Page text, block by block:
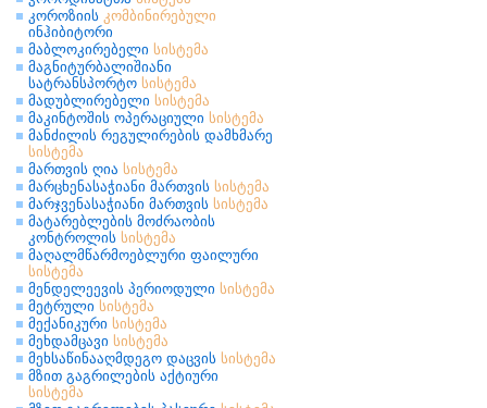
კოროზიის კომბინირებული
ინჰიბიტორი
მაბლოკირებელი სისტემა
მაგნიტურბალიშიანი
სატრანსპორტო სისტემა
მადუბლირებელი სისტემა
მაკინტოშის ოპერაციული სისტემა
მანძილის რეგულირების დამხმარე
სისტემა
მართვის ღია სისტემა
მარცხენასაჭიანი მართვის სისტემა
მარჯვენასაჭიანი მართვის სისტემა
მატარებლების მოძრაობის
კონტროლის სისტემა
მაღალმწარმოებლური ფაილური
სისტემა
მენდელეევის პერიოდული სისტემა
მეტრული სისტემა
მექანიკური სისტემა
მეხდამცავი სისტემა
მეხსაწინააღმდეგო დაცვის სისტემა
მზით გაგრილების აქტიური
სისტემა